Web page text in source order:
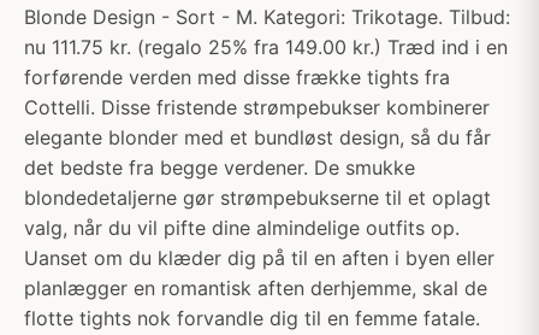
Blonde Design - Sort - M. Kategori: Trikotage. Tilbud:
nu 111.75 kr. (regalo 25% fra 149.00 kr.) Træd ind i en
forførende verden med disse frække tights fra
Cottelli. Disse fristende strømpebukser kombinerer
elegante blonder med et bundløst design, så du får
det bedste fra begge verdener. De smukke
blondedetaljerne gør strømpebukserne til et oplagt
valg, når du vil pifte dine almindelige outfits op.
Uanset om du klæder dig på til en aften i byen eller
planlægger en romantisk aften derhjemme, skal de
flotte tights nok forvandle dig til en femme fatale.